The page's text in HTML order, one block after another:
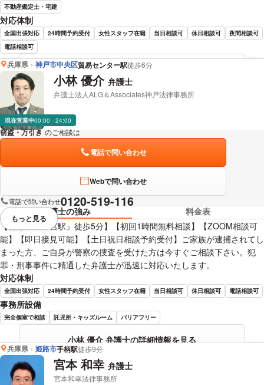
不動産鑑定士・宅建
対応体制
全国出張対応 24時間予約受付 女性スタッフ在籍 当日相談可 休日相談可
夜間相談可
電話相談可
金﨑 正行 弁護士の詳細情報を見る
兵庫県 神戸市中央区貿易センター駅徒歩6分
小林 優介 弁護士
弁護士法人ALG＆Associates神戸法律事務所
現在営業中00:00 - 24:00
窃盗・万引き のご相談は
電話で問い合わせ
Webで問い合わせ
電話で問い合わせ0120-519-116
弁護士の強み
料金表
【各線『三ノ宮駅』徒歩5分】【初回1時間無料相談】【ZOOM相談可
能】【即日接見可能】【土日祝日相談予約受付】ご家族が逮捕されてし
まった方、ご自身が警察の捜査を受けた方は今すぐご相談下さい。犯
罪・刑事事件に精通した弁護士が迅速に対応いたします。
対応体制
全国出張対応 24時間予約受付 女性スタッフ在籍 当日相談可 休日相談可 電話相談可
事務所設備
完全個室で相談 託児所・キッズルーム バリアフリー
小林 優介 弁護士の詳細情報を見る
視覚的に省略されている要素を
もっと見る
兵庫県 姫路市手柄駅徒歩9分
宮本 和幸 弁護士
宮本和幸法律事務所